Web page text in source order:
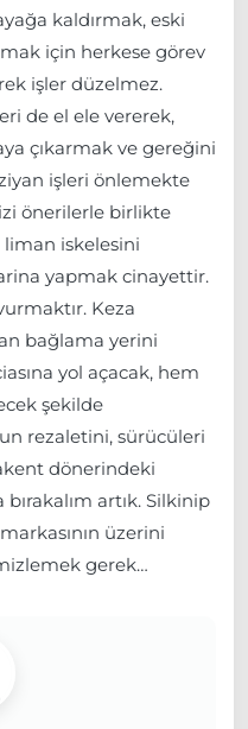
kaldırmak, eski
için herkese görev
işler düzelmez.
de el ele vererek,
çıkarmak ve gereğini
işleri önlemekte
önerilerle birlikte
liman iskelesini
yapmak cinayettir.
Keza
bağlama yerini
yol açacak, hem
şekilde
rezaletini, sürücüleri
dönerindeki
bırakalım artık. Silkinip
üzerini
gerek…